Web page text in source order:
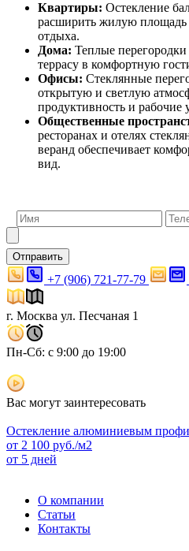
Квартиры: Остекление
расширить жилую площадь
отдыха.
Дома: Теплые перегородки
террасу в комфортную
Офисы: Стеклянные
открытую и светлую
продуктивность и рабочие
Общественные
ресторанах и отелях
веранд обеспечивает
вид.
Отправить
+7 (906) 721-77-79
г. Москва ул. Песчаная 1
Пн-Сб: с 9:00 до 19:00
Вас могут заинтересовать
Остекление алюминиевым
от 2 100 руб./м2
от 5 дней
О компании
Статьи
Контакты